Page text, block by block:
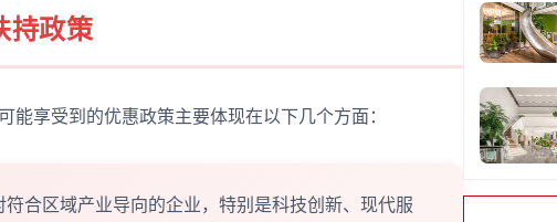
持政策
能享受到的优惠政策主要体现在以下几个方面：
符合区域产业导向的企业，特别是科技创新、现代服